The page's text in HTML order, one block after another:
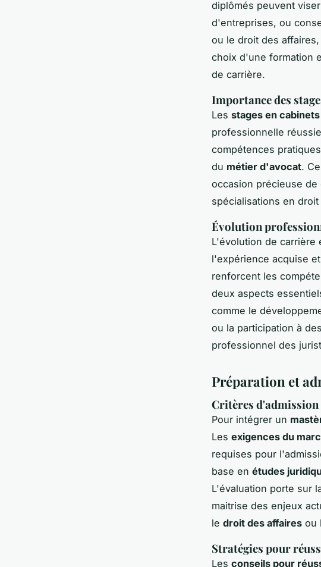
diplômés peuvent
d'entreprises, ou
ou le droit des
choix d'une formation
de carrière.
Importance des
Les stages en
professionnelle
compétences
du métier d'avocat.
occasion précieuse
spécialisations en
Évolution
L'évolution de carrière
l'expérience acquise
renforcent les
deux aspects
comme le
ou la participation à
professionnel des
Préparation et
Critères d'admission
Pour intégrer un
Les exigences du
requises pour
base en études
L'évaluation porte sur
maitrise des enjeux
le droit des affaires ou
Stratégies pour
Les conseils pour